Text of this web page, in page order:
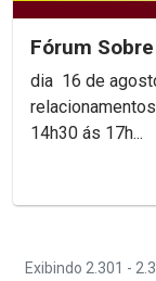
Fórum
dia 16 de agosto de 2022
14h30 ás 17h...
Exibindo 2.301 -